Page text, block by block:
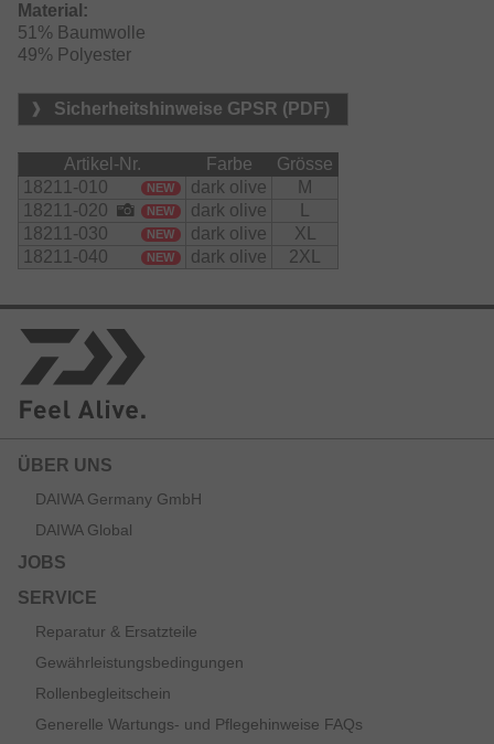
Material:
51% Baumwolle
49% Polyester
Sicherheitshinweise GPSR (PDF)
Artikel-Nr. Farbe
Grösse
18211-010
NEW dark olive
M
18211-020
NEW dark olive
18211-030
NEW dark olive
XL
18211-040
NEW dark olive 2XL
ÜBER UNS
DAIWA Germany GmbH
DAIWA Global
JOBS
SERVICE
Reparatur & Ersatzteile
Gewährleistungsbedingungen
Rollenbegleitschein
Generelle Wartungs- und Pflegehinweise FAQs